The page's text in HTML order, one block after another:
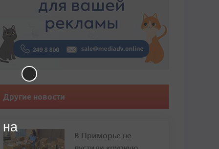
Другие новости
В Приморье не